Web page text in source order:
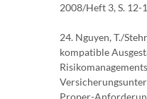
2008/Heft 3, S. 12-
24. Nguyen, T./
kompatible
Proper-